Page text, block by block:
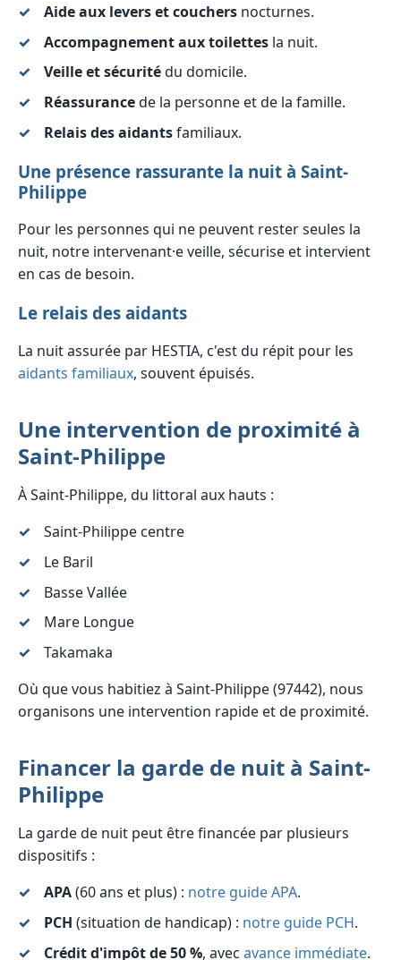
Aide aux levers et couchersnocturnes.
Accompagnement aux toilettesla nuit.
Veille et sécuritédu domicile.
Réassurancede la personne et de la famille.
Relais des aidantsfamiliaux.
Une présence rassurante la nuit à Saint-
Philippe
Pour les personnes qui ne peuvent rester seules la
nuit, notre intervenant·e veille, sécurise et intervient
en cas de besoin.
Le relais des aidants
La nuit assurée par HESTIA, c'est du répit pour les
aidants familiaux, souvent épuisés.
Une intervention de proximité à
Saint-Philippe
À Saint-Philippe, du littoral aux hauts :
Saint-Philippe centre
Le Baril
Basse Vallée
Mare Longue
Takamaka
Où que vous habitiez à Saint-Philippe (97442), nous
organisons une intervention rapide et de proximité.
Financer la garde de nuit à Saint-
Philippe
La garde de nuit peut être financée par plusieurs
dispositifs :
APA(60 ans et plus) : notre guide APA.
PCH (situation de handicap) : notre guide PCH.
Crédit d'impôt de 50 %, avec avance immédiate.